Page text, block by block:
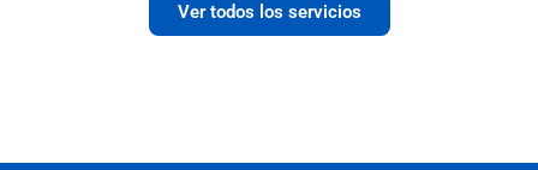
Ver todos los servicios